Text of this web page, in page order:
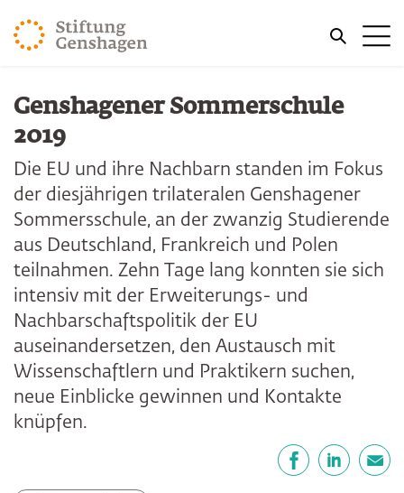
ZUM HAUPTINHALT SPRINGEN
ZUR SUCHE SPRINGEN
Genshagener Sommerschule
2019
Die EU und ihre Nachbarn standen im Fokus
der diesjährigen trilateralen Genshagener
Sommersschule, an der zwanzig Studierende
aus Deutschland, Frankreich und Polen
teilnahmen. Zehn Tage lang konnten sie sich
intensiv mit der Erweiterungs- und
Nachbarschaftspolitik der EU
auseinandersetzen, den Austausch mit
Wissenschaftlern und Praktikern suchen,
neue Einblicke gewinnen und Kontakte
knüpfen.